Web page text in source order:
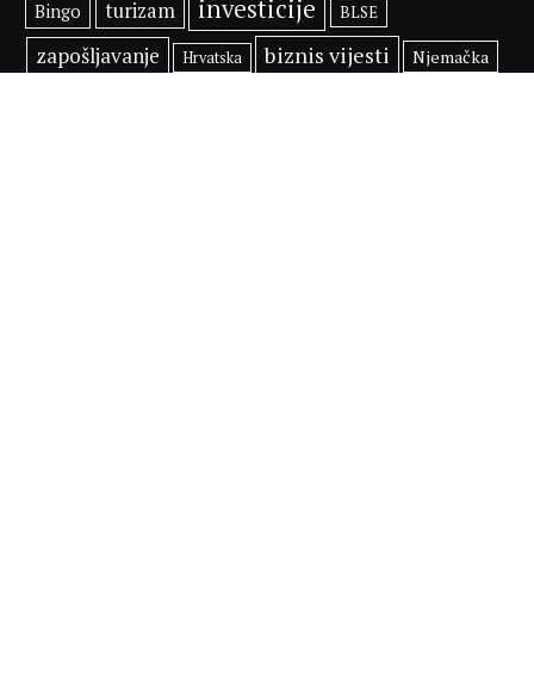
aktivnosti usmjerene na jačanje porezne discipline i
suzbijanje sive ekonomije, s ciljem osiguranja zakonitog
poslovanja i zaštite javnih prihoda.